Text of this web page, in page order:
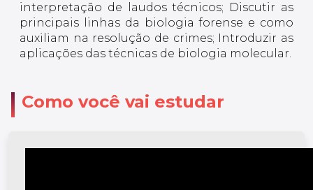
interpretação de laudos técnicos; Discutir as
principais linhas da biologia forense e como
auxiliam na resolução de crimes; Introduzir as
aplicações das técnicas de biologia molecular.
Como você vai estudar